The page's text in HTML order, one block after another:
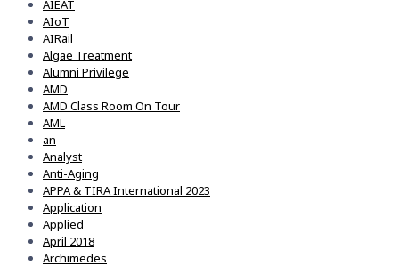
AIEAT
AIoT
AIRail
Algae Treatment
Alumni Privilege
AMD
AMD Class Room On Tour
AML
an
Analyst
Anti-Aging
APPA & TIRA International 2023
Application
Applied
April 2018
Archimedes